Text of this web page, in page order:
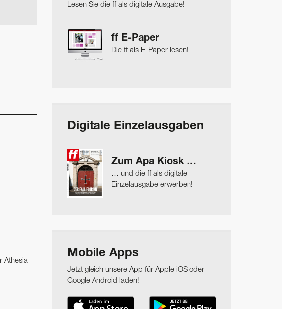
Athesia
Lesen Sie die ff als digitale Ausgabe!
ff E-Paper
Die ff als E-Paper lesen!
Digitale Einzelausgaben
Zum Apa Kiosk …
… und die ff als digitale
Einzelausgabe erwerben!
Mobile Apps
Jetzt gleich unsere App für Apple iOS oder
Google Android laden!